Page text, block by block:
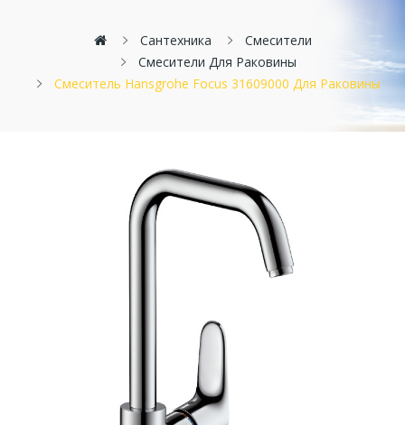
Сантехника
Смесители
Смесители Для Раковины
Смеситель Hansgrohe Focus 31609000 Для Раковины